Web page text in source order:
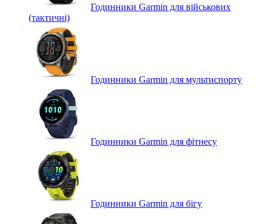
Годинники Garmin для військових
(тактичні)
Годинники Garmin для мультиспорту
Годинники Garmin для фітнесу
Годинники Garmin для бігу